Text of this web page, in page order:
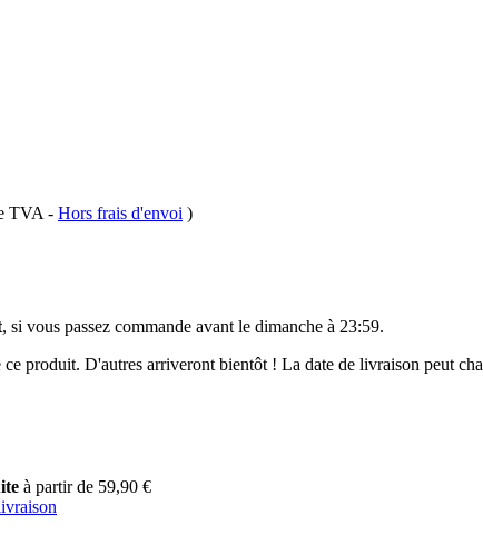
TVA - Hors frais d'envoi )
, si vous passez commande avant le dimanche à 23:59.
produit. D'autres arriveront bientôt ! La date de livraison peut
à partir de 59,90 €